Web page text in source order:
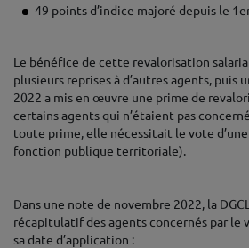
49 points d’indice majoré depuis le
Le bénéfice de cette revalorisation
plusieurs reprises à d’autres agents, puis
2022 a mis en œuvre une prime de
certains agents qui n’étaient pas
toute prime, elle nécessitait le vote
fonction publique territoriale).
Dans une note de novembre 2022, la
récapitulatif des agents concernés par le
sa date d’application :